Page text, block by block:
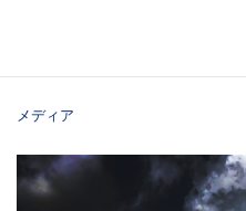
メディア